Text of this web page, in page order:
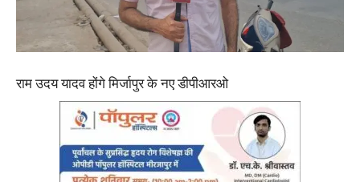
राम उदय यादव होंगे मिर्जापुर के नए डीपीआरओ